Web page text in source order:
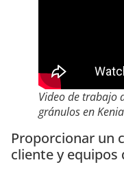
Video de trabajo
gránulos en Kenia
Proporcionar un
cliente y equipos